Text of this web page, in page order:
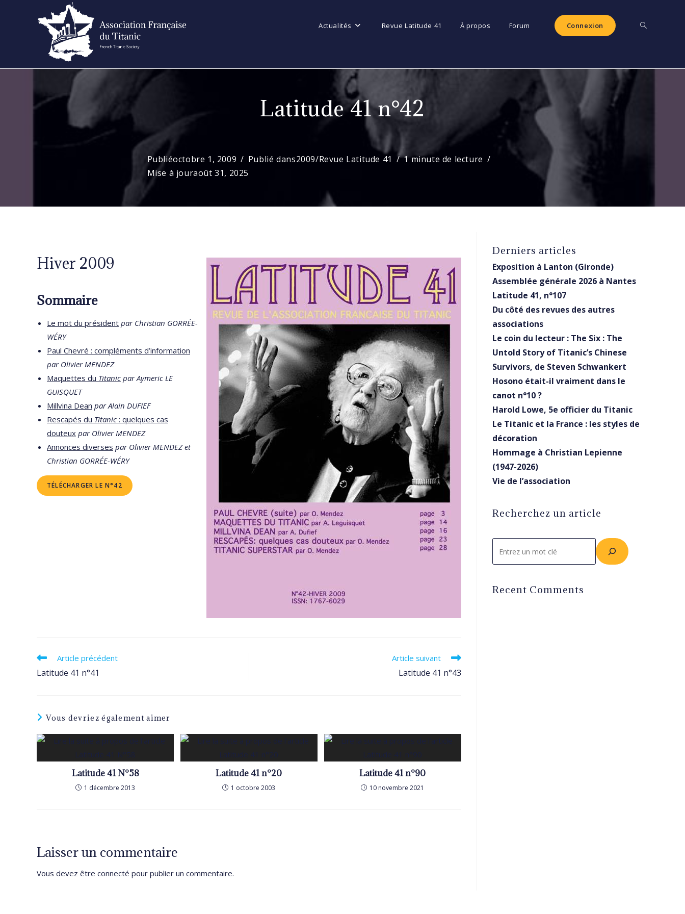
Actualités Revue Latitude 41 À propos Forum Connexion Toggle
Latitude 41 n°42
Publiéoctobre 1, 2009 Publié dans2009/Revue Latitude 41
1 minute de lecture
Mise à jouraoût 31, 2025
Hiver 2009
Sommaire
Le mot du président par Christian GORRÉE-
WÉRY
Paul Chevré : compléments d’information
par Olivier MENDEZ
Maquettes du Titanic par Aymeric LE
GUISQUET
Millvina Dean par Alain DUFIEF
Rescapés du Titanic : quelques cas
douteux par Olivier MENDEZ
Annonces diverses par Olivier MENDEZ et
Christian GORRÉE-WÉRY
TÉLÉCHARGER LE N°42
Read
articles
Article précédent
Latitude 41 n°41
Article suivant
Latitude 41 n°43
Vous devriez également aimer
Latitude 41 N°58
1 décembre 2013
Latitude 41 n°20
1 octobre 2003
Latitude 41 n°90
10 novembre 2021
Laisser un commentaire
Vous devez être connecté pour publier un commentaire.
Derniers articles
Exposition à Lanton (Gironde)
Assemblée générale 2026 à Nantes
Latitude 41, n°107
Du côté des revues des autres
associations
Le coin du lecteur : The Six : The
Untold Story of Titanic’s Chinese
Survivors, de Steven Schwankert
Hosono était-il vraiment dans le
canot n°10 ?
Harold Lowe, 5e officier du Titanic
Le Titanic et la France : les styles de
décoration
Hommage à Christian Lepienne
(1947-2026)
Vie de l’association
Recherchez un article
Recent Comments